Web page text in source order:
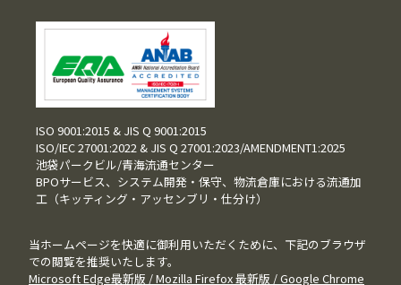
ISO 9001:2015 & JIS Q 9001:2015
ISO/IEC 27001:2022 & JIS Q 27001:2023/AMENDMENT1:2025
池袋パークビル/青海流通センター
BPOサービス、システム開発・保守、物流倉庫における流通加
工（キッティング・アッセンブリ・仕分け）
当ホームページを快適に御利用いただくために、下記のブラウザ
での閲覧を推奨いたします。
Microsoft Edge最新版 / Mozilla Firefox 最新版 / Google Chrome